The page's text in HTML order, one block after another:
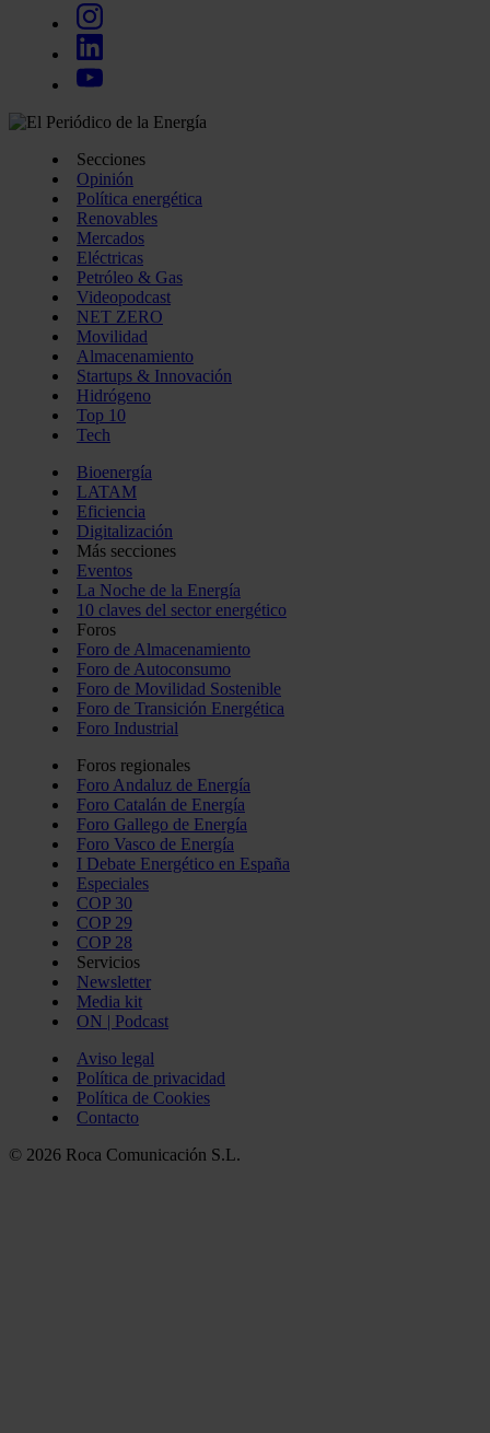
Secciones
Opinión
Política energética
Renovables
Mercados
Eléctricas
Petróleo & Gas
Videopodcast
NET ZERO
Movilidad
Almacenamiento
Startups & Innovación
Hidrógeno
Top 10
Tech
Bioenergía
LATAM
Eficiencia
Digitalización
Más secciones
Eventos
La Noche de la Energía
10 claves del sector energético
Foros
Foro de Almacenamiento
Foro de Autoconsumo
Foro de Movilidad Sostenible
Foro de Transición Energética
Foro Industrial
Foros regionales
Foro Andaluz de Energía
Foro Catalán de Energía
Foro Gallego de Energía
Foro Vasco de Energía
I Debate Energético en España
Especiales
COP 30
COP 29
COP 28
Servicios
Newsletter
Media kit
ON | Podcast
Aviso legal
Política de privacidad
Política de Cookies
Contacto
© 2026 Roca Comunicación S.L.